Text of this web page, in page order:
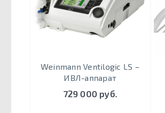
Weinmann Ventilogic LS –
ИВЛ-аппарат
729 000 руб.